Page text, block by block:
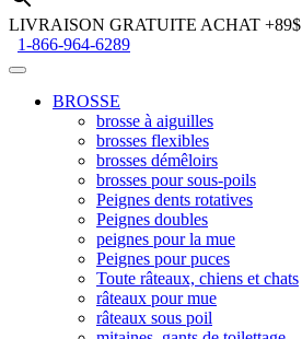
LIVRAISON GRATUITE ACHAT +89$
1-866-964-6289
BROSSE
brosse à aiguilles
brosses flexibles
brosses démêloirs
brosses pour sous-poils
Peignes dents rotatives
Peignes doubles
peignes pour la mue
Peignes pour puces
Toute râteaux, chiens et chats
râteaux pour mue
râteaux sous poil